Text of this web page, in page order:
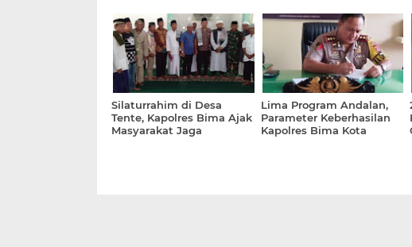
Silaturrahim di Desa
Tente, Kapolres Bima Ajak
Masyarakat Jaga
Lima Program Andalan,
Parameter Keberhasilan
Kapolres Bima Kota